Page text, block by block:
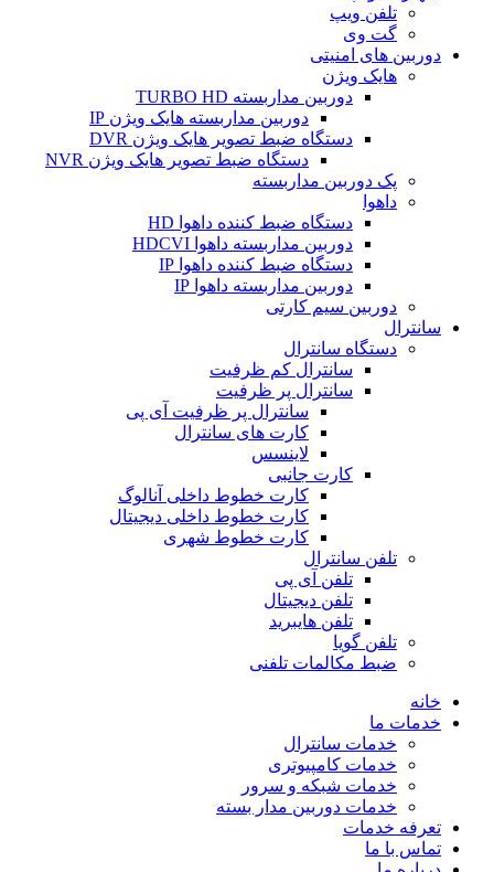
تلفن ویپ
گت وی
دوربین های امنیتی
هایک ویژن
دوربین مداربسته TURBO HD
دوربین مداربسته هایک ویژن IP
دستگاه ضبط تصویر هایک ویژن DVR
دستگاه ضبط تصویر هایک ویژن NVR
پک دوربین مداربسته
داهوا
دستگاه ضبط کننده داهوا HD
دوربین مداربسته داهوا HDCVI
دستگاه ضبط کننده داهوا IP
دوربین مداربسته داهوا IP
دوربین سیم کارتی
سانترال
دستگاه سانترال
سانترال کم ظرفیت
سانترال پر ظرفیت
سانترال پر ظرفیت آی پی
کارت های سانترال
لاینسس
کارت جانبی
کارت خطوط داخلی آنالوگ
کارت خطوط داخلی دیجیتال
کارت خطوط شهری
تلفن سانترال
تلفن آی پی
تلفن دیجیتال
تلفن هایبرید
تلفن گویا
ضبط مکالمات تلفنی
خانه
خدمات ما
خدمات سانترال
خدمات کامپیوتری
خدمات شبکه و سرور
خدمات دوربین مدار بسته
تعرفه خدمات
تماس با ما